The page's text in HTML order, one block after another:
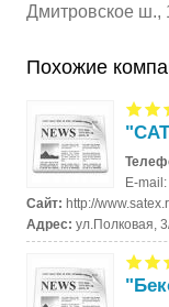
Дмитровское
Похожие
E-
Сайт:http://
Адрес:ул.Полковая,